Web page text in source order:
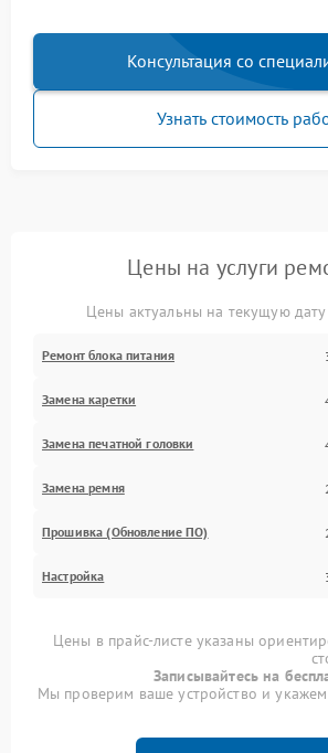
Консультация со
Узнать стоимость
Цены на услуги
Цены актуальны на текущую
Ремонт блока питания
Замена каретки
Замена печатной головки
Замена ремня
Прошивка (Обновление ПО)
Настройка
Цены в прайс-листе указаны
Записывайтесь на
Мы проверим ваше устройство и укажем